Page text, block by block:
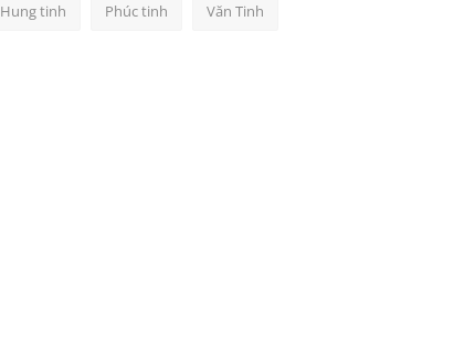
Hung tinh Phúc tinh Văn Tinh